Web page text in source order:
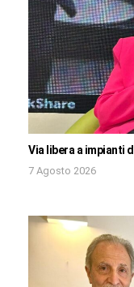
Via libera a impianti
7 Agosto 2026